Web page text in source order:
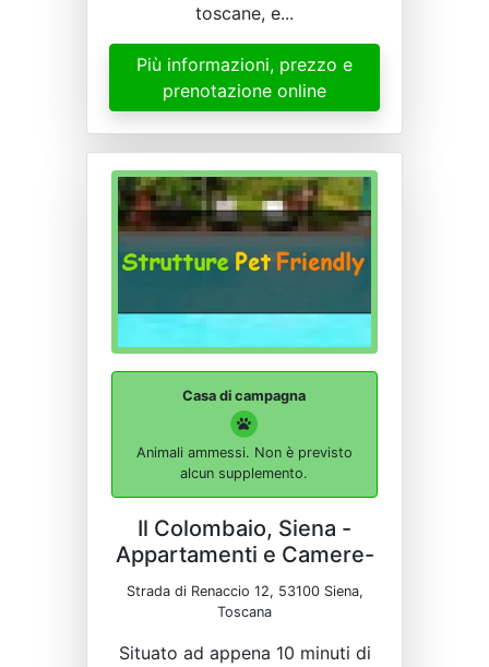
toscane, e...
Più informazioni, prezzo e
prenotazione online
Casa di campagna
Animali ammessi. Non è previsto
alcun supplemento.
Il Colombaio, Siena -
Appartamenti e Camere-
Strada di Renaccio 12, 53100 Siena,
Toscana
Situato ad appena 10 minuti di